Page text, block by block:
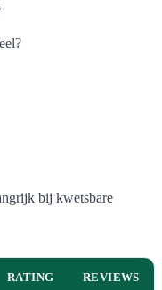
bij kwetsbare
RATING REVIEWS